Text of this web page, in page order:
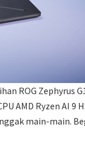
ROG Zephyrus
AMD Ryzen AI 9
main-main.